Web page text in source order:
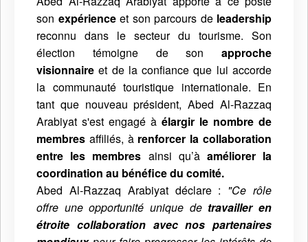
son expérienceet son parcours de leadership
reconnu dans le secteur du tourisme. Son
élection témoigne de son approche
visionnaireet de la confiance que lui accorde
la communauté touristique internationale. En
tant que nouveau président, Abed Al-Razzaq
Arabiyat s'est engagé à élargir le nombre de
membres affiliés, à renforcer la collaboration
entre les membres ainsi qu’à améliorer la
coordination au bénéfice du comité.
Abed Al-Razzaq Arabiyat déclare : "Ce rôle
offre une opportunité unique detravailler en
étroite collaboration avec nos partenaires